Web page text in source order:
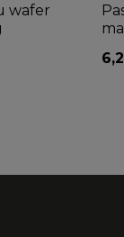
wafer